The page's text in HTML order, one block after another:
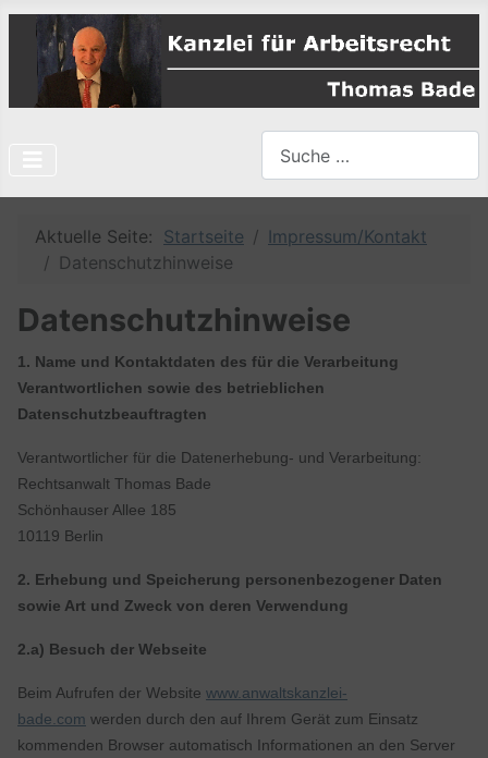
Type 2 or more characters
Aktuelle Seite: Startseite
Impressum/Kontakt
Datenschutzhinweise
Datenschutzhinweise
1. Name und Kontaktdaten des für die Verarbeitung
Verantwortlichen sowie des betrieblichen
Datenschutzbeauftragten
Verantwortlicher für die Datenerhebung- und Verarbeitung:
Rechtsanwalt Thomas Bade
Schönhauser Allee 185
10119 Berlin
2. Erhebung und Speicherung personenbezogener Daten
sowie Art und Zweck von deren Verwendung
2.a) Besuch der Webseite
Beim Aufrufen der Website www.anwaltskanzlei-
bade.com werden durch den auf Ihrem Gerät zum Einsatz
kommenden Browser automatisch Informationen an den Server